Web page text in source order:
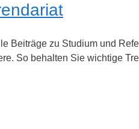
Beiträge zu Studium und
So behalten Sie wichtige